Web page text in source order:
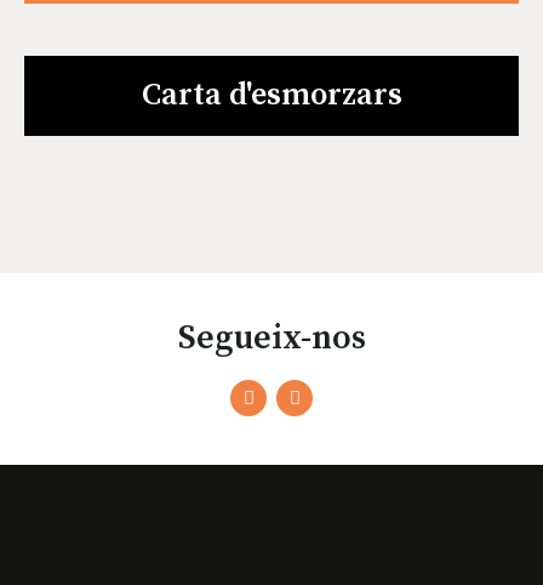
Carta d'esmorzars
Segueix-nos